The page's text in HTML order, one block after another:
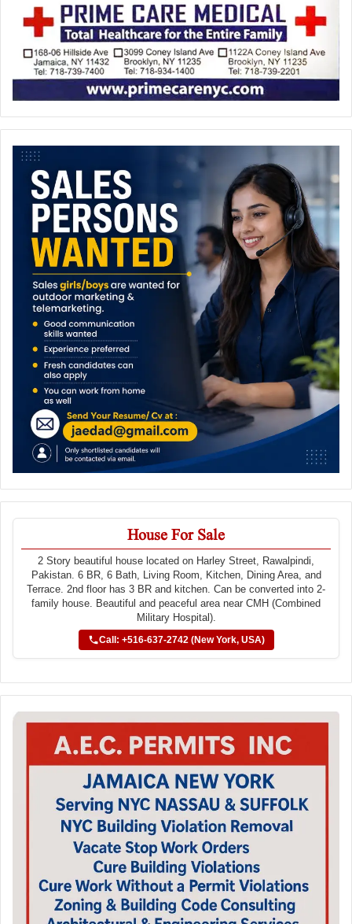
House For Sale
2 Story beautiful house located on Harley Street, Rawalpindi,
Pakistan. 6 BR, 6 Bath, Living Room, Kitchen, Dining Area, and
Terrace. 2nd floor has 3 BR and kitchen. Can be converted into 2-
family house. Beautiful and peaceful area near CMH (Combined
Military Hospital).
Call: +516-637-2742 (New York, USA)